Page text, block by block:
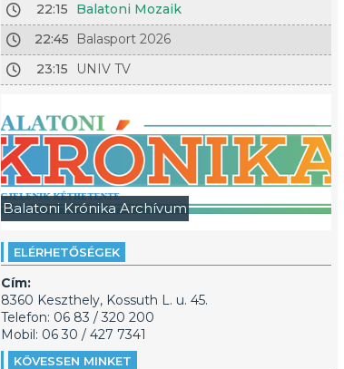
22:15
Balatoni Mozaik
22:45
Balasport 2026
23:15
UNIV TV
Balatoni Krónika Archívum
ELÉRHETŐSÉGEK
Cím:
8360 Keszthely, Kossuth L. u. 45.
Telefon: 06 83 / 320 200
Mobil: 06 30 / 427 7341
KÖVESSEN MINKET